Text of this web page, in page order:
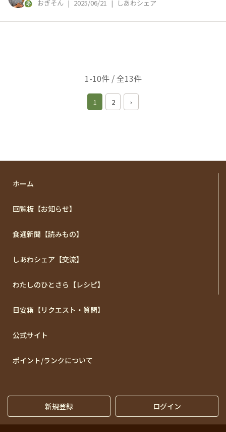
おぎそん | 2025/06/21 | しあわシェア
1-10件 / 全13件
1 2 ›
ホーム
回覧板【お知らせ】
食通新聞【読みもの】
しあわシェア【交流】
わたしのひとさら【レシピ】
目安箱【リクエスト・質問】
公式サイト
ポイント/ランクについて
新規登録 ログイン